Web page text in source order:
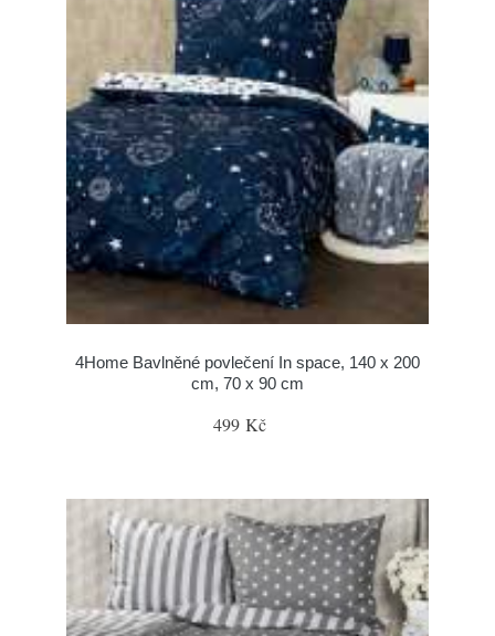
4Home Bavlněné povlečení In space, 140 x 200
cm, 70 x 90 cm
499 Kč